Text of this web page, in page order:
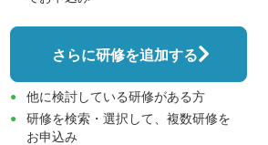
さらに研修を追加する
他に検討している研修がある方
研修を検索・選択して、複数研修を
お申込み